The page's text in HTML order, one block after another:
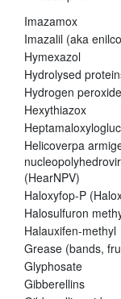
Imazamox
Imazalil (aka
Hymexazol
Hydrolysed
Hydrogen peroxide
Hexythiazox
Helicoverpa
(HearNPV)
Haloxyfop-P
Halosulfuron
Halauxifen-methyl
Grease (bands,
Glyphosate
Gibberellins